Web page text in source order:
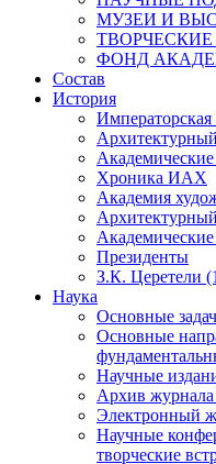
МУЗЕИ И
ФОНД
Состав
История
Императорская
Хроника ИАХ
Академия
Президенты
З.К. Церетели
Наука
Основные
Основные
Научные
Архив
Электронный
Научные
творческие